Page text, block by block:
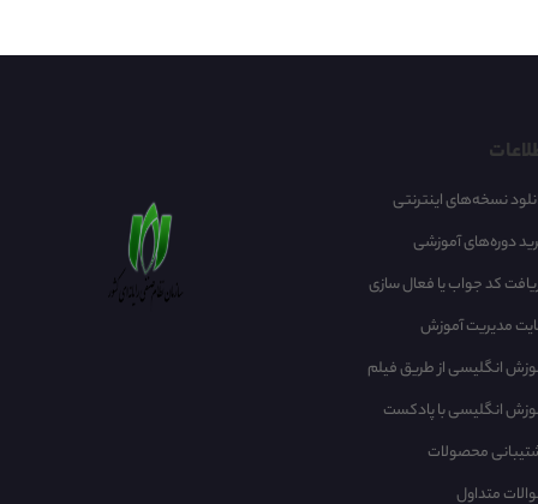
نسخه‌های اینترنتی
دوره‌های آموزشی
کد جواب یا فعال سازی
مدیریت آموزش
انگلیسی از طریق فیلم
انگلیسی با پادکست
محصولات
متداول